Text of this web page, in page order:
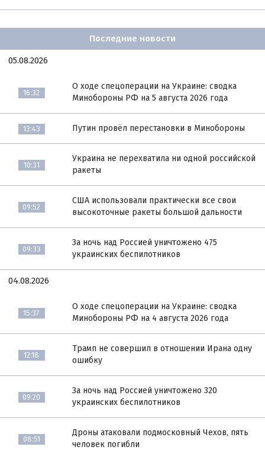
Последние новости
05.08.2026
16:32
О ходе спецоперации на Украине: сводка
Минобороны РФ на 5 августа 2026 года
13:43 Путин провёл перестановки в Минобороны
10:31
Украина не перехватила ни одной российской
ракеты
09:52
США использовали практически все свои
высокоточные ракеты большой дальности
09:33
За ночь над Россией уничтожено 475
украинских беспилотников
04.08.2026
15:37
О ходе спецоперации на Украине: сводка
Минобороны РФ на 4 августа 2026 года
12:18
Трамп не совершил в отношении Ирана одну
ошибку
09:20
За ночь над Россией уничтожено 320
украинских беспилотников
08:51
Дроны атаковали подмосковный Чехов, пять
человек погибли